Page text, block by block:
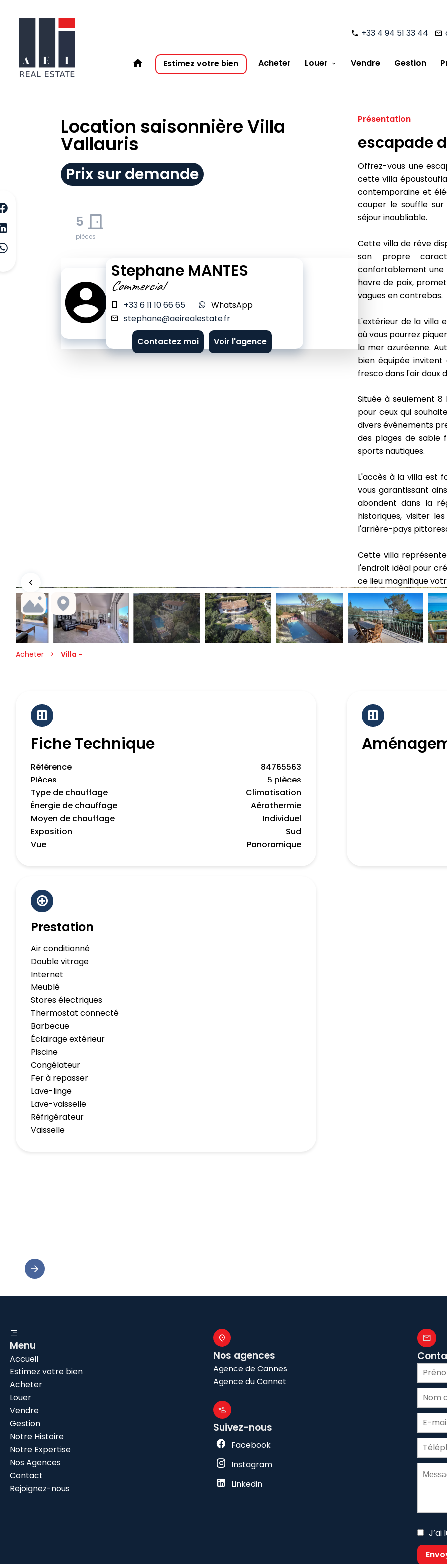
+33 4 94 51 33 44
Estimez votre bien Acheter Louer Vendre Gestion
Location saisonnière Villa
Vallauris
Prix sur demande
5
pièces
Stephane MANTES
Commercial
+33 6 11 10 66 65
WhatsApp
stephane@aeirealestate.fr
Contactez moi
Voir l'agence
Présentation
escapade
Offrez-vous une
cette villa
contemporaine et
couper le souffle
séjour inoubliable.
Cette villa de rêve
son propre
confortablement une
havre de paix,
vagues en contrebas.
L'extérieur de la villa
où vous pourrez
la mer azuréenne.
bien équipée
fresco dans l'air doux
Située à seulement
pour ceux qui
divers événements
des plages de sable
sports nautiques.
L'accès à la villa est
vous garantissant
abondent dans la
historiques, visiter
l'arrière-pays
Cette villa
l'endroit idéal pour
ce lieu magnifique
Acheter Villa -
Fiche Technique
Référence
84765563
Pièces
5 pièces
Type de chauffage
Climatisation
Énergie de chauffage
Aérothermie
Moyen de chauffage
Individuel
Exposition
Sud
Vue
Panoramique
Prestation
Air conditionné
Double vitrage
Internet
Meublé
Stores électriques
Thermostat connecté
Barbecue
Éclairage extérieur
Piscine
Congélateur
Fer à repasser
Lave-linge
Lave-vaisselle
Réfrigérateur
Vaisselle
Menu
Accueil
Estimez votre bien
Acheter
Louer
Vendre
Gestion
Notre Histoire
Notre Expertise
Nos Agences
Contact
Rejoignez-nous
Nos agences
Agence de Cannes
Agence du Cannet
Suivez-nous
Facebook
Instagram
Linkedin
J’ai